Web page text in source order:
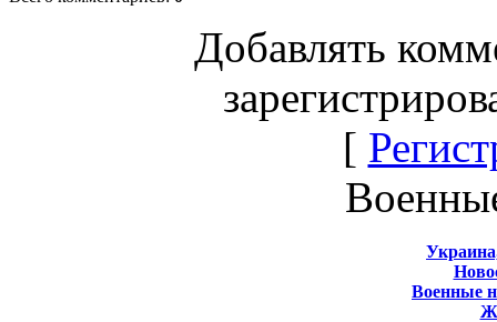
Добавлять
[
Военные